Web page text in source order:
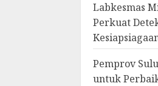
Labkesmas
Perkuat
Pemprov
untuk